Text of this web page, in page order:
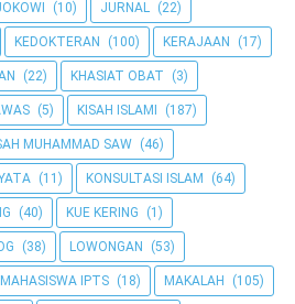
(10) JURNAL (22)
KEDOKTERAN (100) KERAJAAN (17)
(22) KHASIAT OBAT (3)
(5) KISAH ISLAMI (187)
MUHAMMAD SAW (46)
(11) KONSULTASI ISLAM (64)
(40) KUE KERING (1)
(38) LOWONGAN (53)
MAHASISWA IPTS (18) MAKALAH (105)